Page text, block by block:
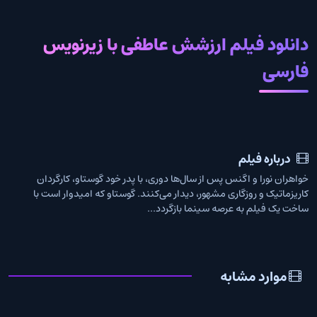
دانلود فیلم ارزشش عاطفی با زیرنویس
فارسی
درباره فیلم
خواهران نورا و اگنس پس از سال‌ها دوری، با پدر خود گوستاو، کارگردان
کاریزماتیک و روزگاری مشهور، دیدار می‌کنند. گوستاو که امیدوار است با
ساخت یک فیلم به عرصه سینما بازگردد...
موارد مشابه